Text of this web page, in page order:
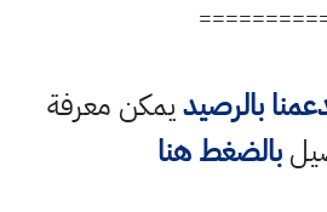
بالرصيديمكن معرفة
بالضغط هنا